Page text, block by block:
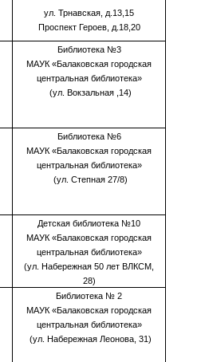
ул. Трнавская, д.13,15
Проспект Героев, д.18,20
Библиотека №3
МАУК «Балаковская городская
центральная библиотека»
(ул. Вокзальная ,14)
Библиотека №6
МАУК «Балаковская городская
центральная библиотека»
(ул. Степная 27/8)
Детская библиотека №10
МАУК «Балаковская городская
центральная библиотека»
(ул. Набережная 50 лет ВЛКСМ,
28)
Библиотека № 2
МАУК «Балаковская городская
центральная библиотека»
(ул. Набережная Леонова, 31)